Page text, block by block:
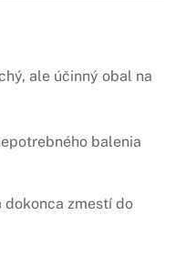
ale účinný obal na
balenia
dokonca zmestí do